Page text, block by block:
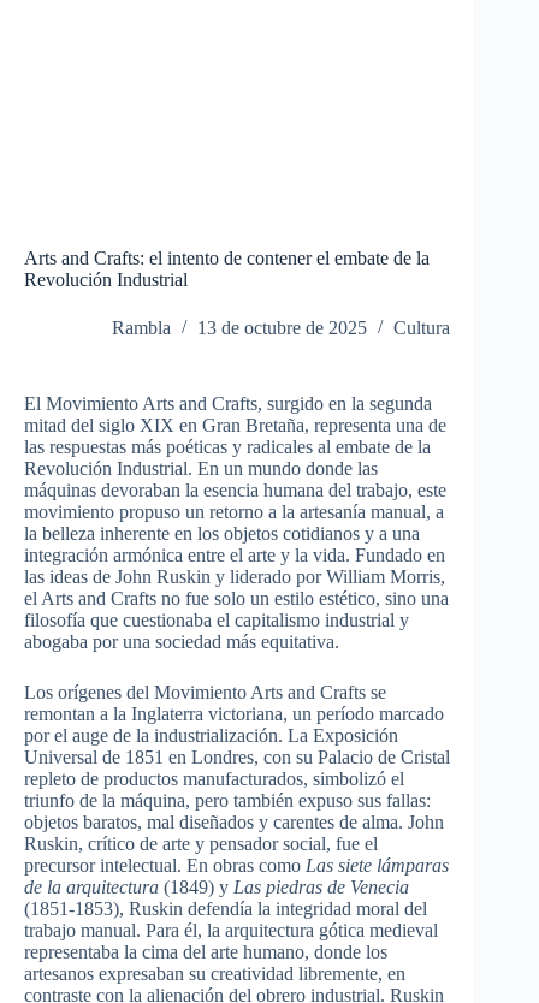
Arts and Crafts: el intento de contener el embate de la
Revolución Industrial
Rambla 13 de octubre de 2025 Cultura
El Movimiento Arts and Crafts, surgido en la segunda
mitad del siglo XIX en Gran Bretaña, representa una de
las respuestas más poéticas y radicales al embate de la
Revolución Industrial. En un mundo donde las
máquinas devoraban la esencia humana del trabajo, este
movimiento propuso un retorno a la artesanía manual, a
la belleza inherente en los objetos cotidianos y a una
integración armónica entre el arte y la vida. Fundado en
las ideas de John Ruskin y liderado por William Morris,
el Arts and Crafts no fue solo un estilo estético, sino una
filosofía que cuestionaba el capitalismo industrial y
abogaba por una sociedad más equitativa.
Los orígenes del Movimiento Arts and Crafts se
remontan a la Inglaterra victoriana, un período marcado
por el auge de la industrialización. La Exposición
Universal de 1851 en Londres, con su Palacio de Cristal
repleto de productos manufacturados, simbolizó el
triunfo de la máquina, pero también expuso sus fallas:
objetos baratos, mal diseñados y carentes de alma. John
Ruskin, crítico de arte y pensador social, fue el
precursor intelectual. En obras como Las siete lámparas
de la arquitectura (1849) y Las piedras de Venecia
(1851-1853), Ruskin defendía la integridad moral del
trabajo manual. Para él, la arquitectura gótica medieval
representaba la cima del arte humano, donde los
artesanos expresaban su creatividad libremente, en
contraste con la alienación del obrero industrial. Ruskin